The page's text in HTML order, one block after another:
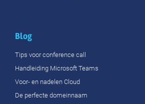
Blog
Tips voor conference call
Handleiding Microsoft Teams
Voor- en nadelen Cloud
De perfecte domeinnaam